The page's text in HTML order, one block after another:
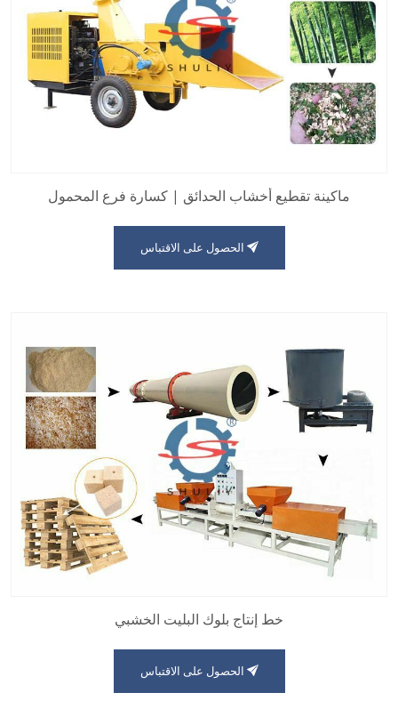
ماكينة تقطيع أخشاب الحدائق | كسارة فرع المحمول
الحصول على الاقتباس
خط إنتاج بلوك البليت الخشبي
الحصول على الاقتباس